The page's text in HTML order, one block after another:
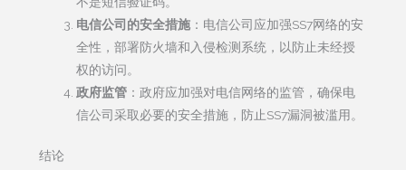
电信公司的安全措施：电信公司应加强SS7网络的安
全性，部署防火墙和入侵检测系统，以防止未经授
权的访问。
政府监管：政府应加强对电信网络的监管，确保电
信公司采取必要的安全措施，防止SS7漏洞被滥用。
结论